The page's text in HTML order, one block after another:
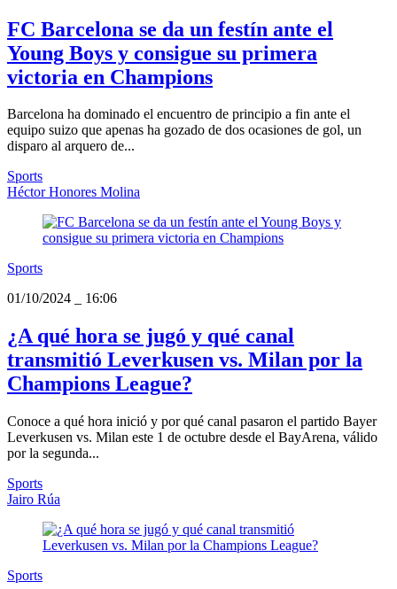
FC Barcelona se da un festín ante el
Young Boys y consigue su primera
victoria en Champions
Barcelona ha dominado el encuentro de principio a fin ante el
equipo suizo que apenas ha gozado de dos ocasiones de gol, un
disparo al arquero de...
Sports
Héctor Honores Molina
Sports
01/10/2024
16:06
¿A qué hora se jugó y qué canal
transmitió Leverkusen vs. Milan por la
Champions League?
Conoce a qué hora inició y por qué canal pasaron el partido Bayer
Leverkusen vs. Milan este 1 de octubre desde el BayArena, válido
por la segunda...
Sports
Jairo Rúa
Sports